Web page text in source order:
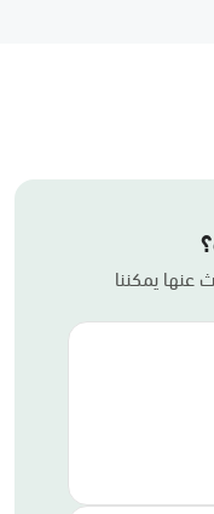
عنها يمكننا